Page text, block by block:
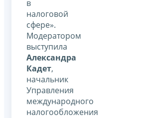
в
налоговой
сфере».
Модератором
выступила
Александра
Кадет,
начальник
Управления
международного
налогообложения